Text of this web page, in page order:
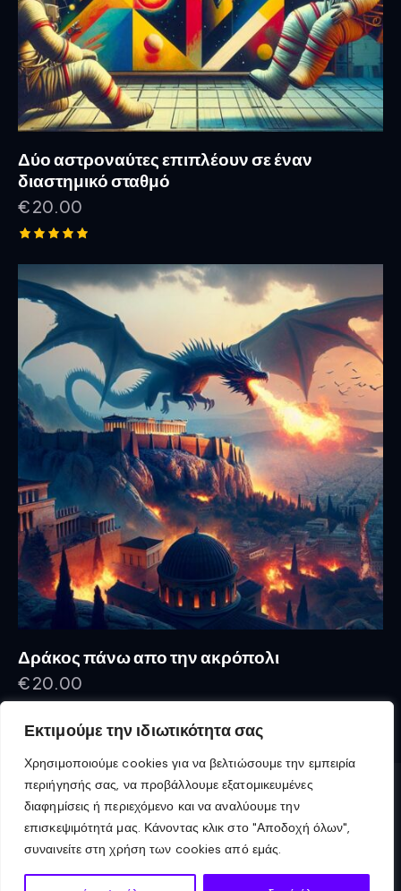
Εκτιμούμε την ιδιωτικότητα σας
Χρησιμοποιούμε cookies για να βελτιώσουμε την εμπειρία
περιήγησής σας, να προβάλλουμε εξατομικευμένες
διαφημίσεις ή περιεχόμενο και να αναλύουμε την
επισκεψιμότητά μας. Κάνοντας κλικ στο "Αποδοχή όλων",
συναινείτε στη χρήση των cookies από εμάς.
Δύο αστροναύτες επιπλέουν σε έναν
διαστημικό σταθμό
€20.00
out of 5
Δράκος πάνω απο την ακρόπολι
€20.00
Rated
out of